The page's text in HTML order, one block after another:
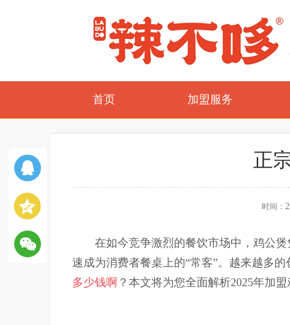
首页 加盟服务
正
时间：
在如今竞争激烈的餐饮市场中，鸡公
速成为消费者餐桌上的“常客”。越来越多的
多少钱啊 ？本文将为您全面解析2025年加盟